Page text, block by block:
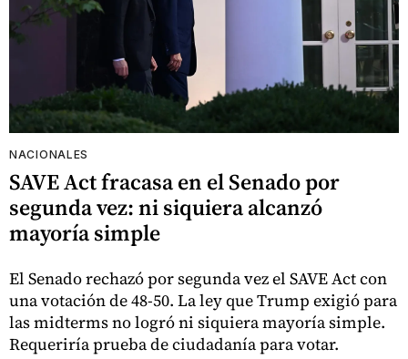
NACIONALES
SAVE Act fracasa en el Senado por
segunda vez: ni siquiera alcanzó
mayoría simple
El Senado rechazó por segunda vez el SAVE Act con
una votación de 48-50. La ley que Trump exigió para
las midterms no logró ni siquiera mayoría simple.
Requeriría prueba de ciudadanía para votar.